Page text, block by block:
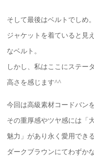
そして最後はベルトでしめ。
ジャケットを着ていると見
なベルト。
しかし、私はここにステー
高さを感じます^^
今回は高級素材コードバン
その重厚感やツヤ感には「
魅力」があり永く愛用でき
ダークブラウンにてわずか